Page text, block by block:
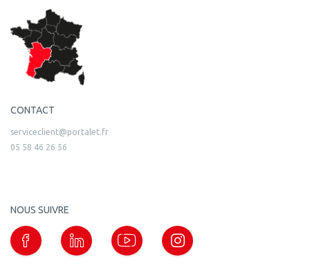
CONTACT
serviceclient@portalet.fr
05 58 46 26 56
NOUS SUIVRE